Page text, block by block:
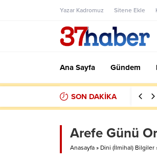
Yazar Kadromuz Sitene Ekle
Ana Sayfa Gündem
SON DAKİKA
Arefe Günü
Anasayfa » Dini (İlmihal) Bilgiler